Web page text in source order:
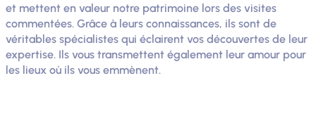
et mettent en valeur notre patrimoine lors des visites
commentées. Grâce à leurs connaissances, ils sont de
véritables spécialistes qui éclairent vos découvertes de leur
expertise. Ils vous transmettent également leur amour pour
les lieux où ils vous emmènent.